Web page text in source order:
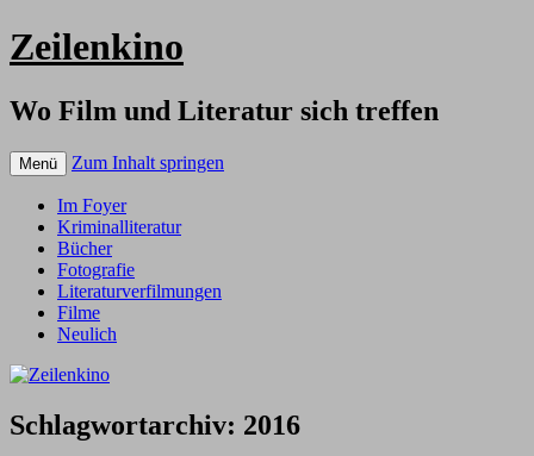
Zeilenkino
Wo Film und Literatur sich treffen
Menü Zum Inhalt springen
Im Foyer
Kriminalliteratur
Bücher
Fotografie
Literaturverfilmungen
Filme
Neulich
Schlagwortarchiv: 2016